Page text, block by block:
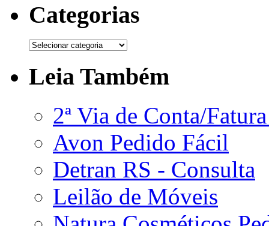
Categorias
Leia Também
2ª Via de Conta/
Avon Pedido Fácil
Detran RS - Consulta
Leilão de Móveis